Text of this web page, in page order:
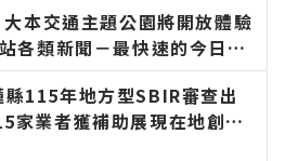
本交通主題公園將開放體驗
各類新聞－最快速的今日新
！
縣115年地方型SBIR審查出
家業者獲補助展現在地創新